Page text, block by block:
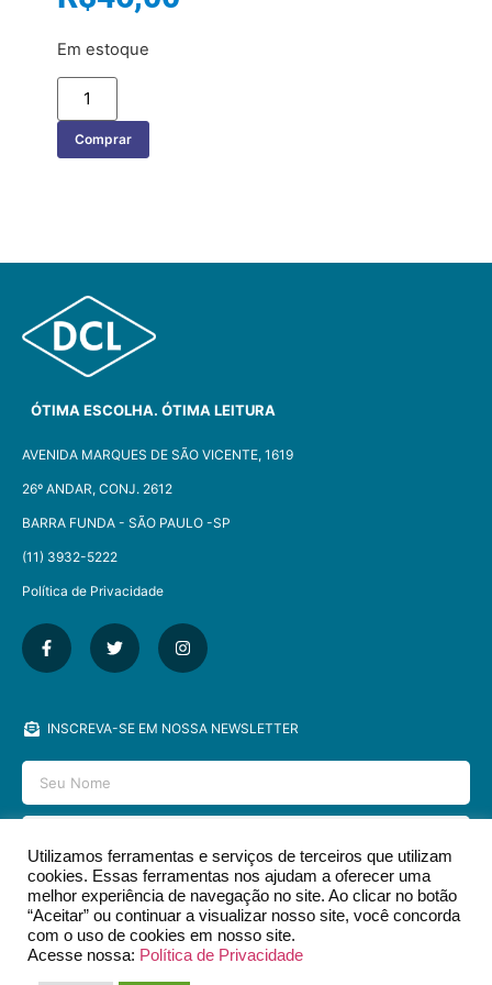
Em estoque
Comprar
ÓTIMA ESCOLHA. ÓTIMA LEITURA
AVENIDA MARQUES DE SÃO VICENTE, 1619
26º ANDAR, CONJ. 2612
BARRA FUNDA - SÃO PAULO -SP​
(11) 3932-5222
Política de Privacidade
INSCREVA-SE EM NOSSA NEWSLETTER
ENVIAR
Utilizamos ferramentas e serviços de terceiros que utilizam
cookies. Essas ferramentas nos ajudam a oferecer uma
melhor experiência de navegação no site. Ao clicar no botão
“Aceitar” ou continuar a visualizar nosso site, você concorda
com o uso de cookies em nosso site.
Acesse nossa: Política de Privacidade